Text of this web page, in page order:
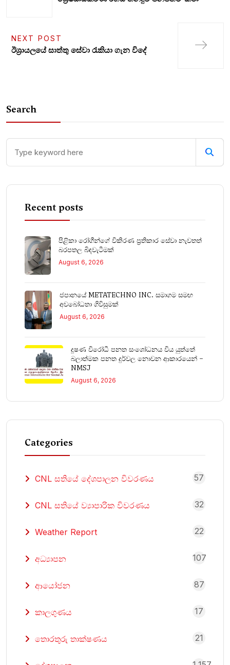
NEXT POST
ඊශ්‍රායලයේ සාත්තු සේවා රැකියා ගැන විදේ
Search
Recent posts
පිළිකා රෝගීන්ගේ විකිරණ ප්‍රතිකාර සේවා නැවතත්
බරපතල බිඳවැටීමක්
August 6, 2026
ජපානයේ METATECHNO INC. සමාගම සමඟ
අවබෝධතා ගිවිසුමක්
August 6, 2026
දූෂණ විරෝධී පනත සංශෝධනය විය යුත්තේ
බලාත්මක පනත දුර්වල නොවන ආකාරයෙන් –
NMSJ
August 6, 2026
Categories
CNL සතියේ දේශපාලන විවරණය 57
CNL සතියේ ව්‍යාපාරික විවරණය 32
Weather Report 22
අධ්‍යාපන 107
ආයෝජන 87
කාලගුණය 17
තොරතුරු තාක්ෂණය 21